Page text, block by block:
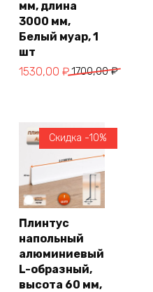
мм, длина
3000 мм,
Белый муар, 1
шт
1700,00₽
Первоначальная
1530,00 ₽
Текущая
В
корзину
Скидка -10%
Плинтус
напольный
алюминиевый
L-образный,
высота 60 мм,